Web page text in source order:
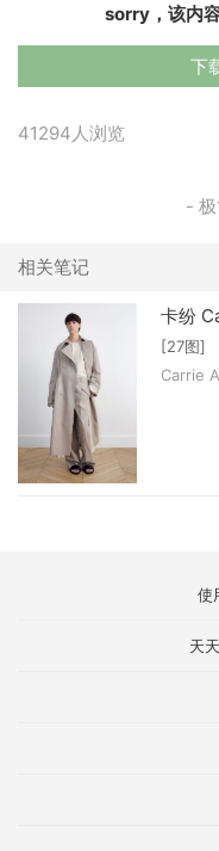
sorry，该内
下
41294人浏览
-
相关笔记
卡纷
[27图]
Carrie
使
天